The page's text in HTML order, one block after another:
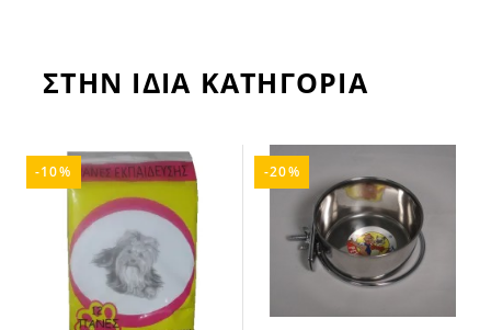
ΣΤΗΝ ΙΔΙΑ ΚΑΤΗΓΟΡΙΑ
-10% -20%